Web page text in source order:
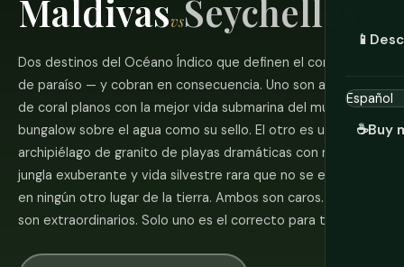
📱
☕Buy
MaldivasvsSeychelles
Dos destinos del Océano Índico que definen el concepto
de paraíso — y cobran en consecuencia. Uno son atolones
de coral planos con la mejor vida submarina del mundo y el
bungalow sobre el agua como su sello. El otro es un
archipiélago de granito de playas dramáticas con rocas,
jungla exuberante y vida silvestre rara que no se encuentra
en ningún otro lugar de la tierra. Ambos son caros. Ambos
son extraordinarios. Solo uno es el correcto para ti.